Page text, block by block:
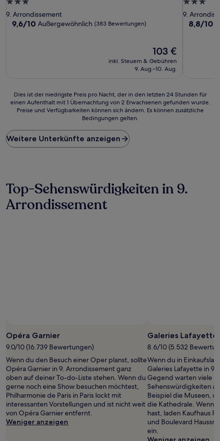
Sterne-
Unterkunft
9. Arrondissement
9.6
9,6/10 Außergewöhnlich (383 Bewertungen)
Der
Preis
beträgt
103 €
inkl. Steuern & Gebühren
9. Aug.–10. Aug.
Sterne-
9.
8.8
8,8/10
Dies
ist
Preis
pro
Nacht,
letzten
24 Stunden
für
einen
Es
können
zusätzliche
Bedingungen
gelten.
Dies ist der niedrigste Preis pro Nacht, der in den letzten 24 Stunden für
einen Aufenthalt mit 1 Übernachtung von 2 Erwachsenen gefunden wurde.
Preise und Verfügbarkeiten können sich ändern. Es können zusätzliche
Bedingungen gelten.
Weitere Unterkünfte anzeigen
Top-Sehenswürdigkeiten in 9.
Arrondissement
Opéra Garnier
9.0/10 (16.739 Bewertungen)
Wenn du den Besuch einer Oper planst, sollte
Opéra Garnier in 9. Arrondissement ganz
oben auf deiner To-do-Liste stehen. Wenn du
gerne noch eine Show besuchen möchtest,
Philharmonie de Paris in Paris lockt mit
interessanten Vorstellungen und ist nicht weit
von Opéra Garnier entfernt.
Weniger anzeigen
Galeries Lafayette
8.6/10 (5.532
Wenn du in
Galeries Lafayette in
Gegend warten viele
Sehenswürdigkeiten
Beispiel die Museen,
die Kathedrale. Wenn
hast, laden Kaufhaus
und Boulevard
ein.